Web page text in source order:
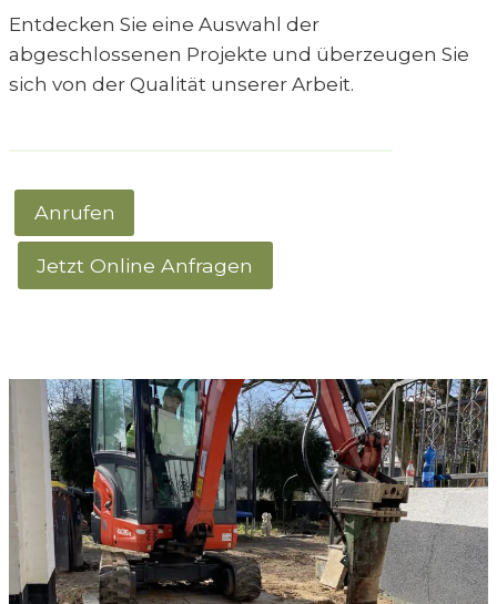
Entdecken Sie eine Auswahl der
abgeschlossenen Projekte und überzeugen Sie
sich von der Qualität unserer Arbeit.
Anrufen
Jetzt Online Anfragen